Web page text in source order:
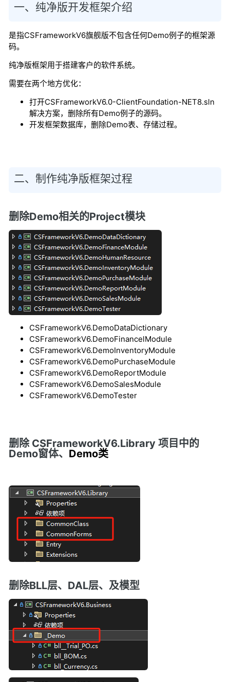
一、纯净版开发框架介绍
是指CSFrameworkV6旗舰版不包含任何Demo例子的框架源
码。
纯净版框架用于搭建客户的软件系统。
需要在两个地方优化：
打开CSFrameworkV6.0-ClientFoundation-NET8.sln
解决方案，删除所有Demo例子的源码。
开发框架数据库，删除Demo表、存储过程。
二、制作纯净版框架过程
删除Demo相关的Project模块
CSFrameworkV6.DemoDataDictionary
CSFrameworkV6.DemoFinancelModule
CSFrameworkV6.DemoInventoryModule
CSFrameworkV6.DemoPurchaseModule
CSFrameworkV6.DemoReportModule
CSFrameworkV6.DemoSalesModule
CSFrameworkV6.DemoTester
删除 CSFrameworkV6.Library 项目中的
Demo窗体、 Demo类
删除BLL层、DAL层、及模型